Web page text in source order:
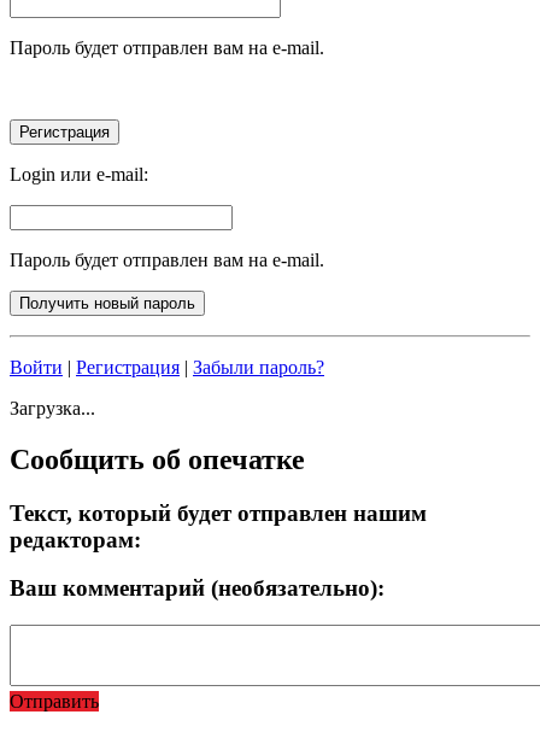
Пароль будет отправлен вам на e-mail.
Login или e-mail:
Пароль будет отправлен вам на e-mail.
Войти | Регистрация | Забыли пароль?
Загрузка...
Сообщить об опечатке
Текст, который будет отправлен нашим
редакторам:
Ваш комментарий (необязательно):
Отправить